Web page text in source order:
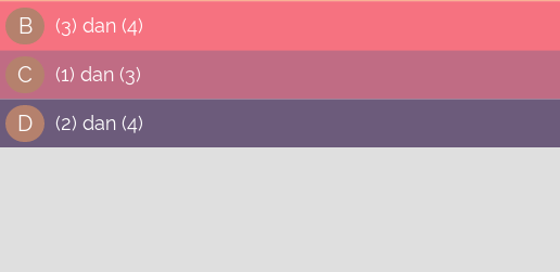
B (3) dan (4)
C (1) dan (3)
D (2) dan (4)